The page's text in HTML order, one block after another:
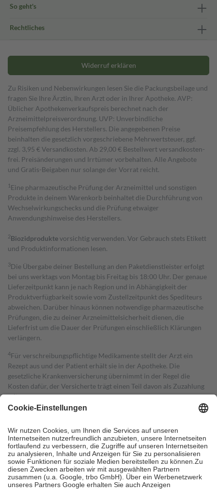
So geht's
Rechtliches
Widerruf erklären
Zu Risiken und Nebenwirkungen lesen Sie die Packungsbeilage und
fragen Sie Ihre Ärztin, Ihren Arzt oder in Ihrer Apotheke. AVP:
Üblicher Apothekenverkaufspreis berechnet nach der
Arzneimittelpreisverordnung. UVP: Unverbindliche
Preisempfehlung des Herstellers. Die angegebenen Preise
beinhalten die gesetzlich vorgeschriebene Mehrwertsteuer, ggf.
zzgl. 3,95 € Versandkosten. Ab 29,00 € Bestell­wert versand­kosten­
frei. Preisänderungen und Irrtümer vorbehalten. Alle Angebote
und Gratis-Beigaben nur solange der Vorrat reicht.
1 Eine pharmazeutische Prüfung der Arzneimittel und sonstigen
Produkte in deinem Warenkorb beinhaltet die Durchführung von
Wechselwirkungschecks und die Prüfung etwaiger
Anwendungshinweise des Herstellers.
2Biozidproduktevorsichtig verwenden. Vor Gebrauch stets Etikett
und Produktinformationen lesen.
3Die Übergabe deiner Bestellung an den Paketdienstleister erfolgt
bei uns werktags von Montag bis Freitag bis 18:00 Uhr. Der genaue
Lieferzeitpunkt kann je nach Region und in Abhängigkeit der
Produktverfügbarkeit sowie vom Zustellzeitpunkt des Spediteurs
abweichen. Darüber hinaus können notwendige pharmazeutische
Prüfungen, die zu deiner Arzneimittelsicherheit dienen, die
Lieferfrist um die Dauer der Prüfungen einschließlich Klärungen
verlängern.
4Für verschreibungspflichtige Medikamente stellt der Arzt ein
Rezept aus und der Patient erhält sie in der Apotheke. Die
gesetzliche Krankenversicherung übernimmt in der Regel die
Kosten dafür, der Versicherte trägt einen Teil davon als Zuzahlung
mit.
Grundsätzlich leisten Mitglieder Zuzahlungen in Höhe von zehn
höchstens zehn Euro.
Es sind jedoch nie mehr als die tatsächlichen
Kosten der Leistung zu entrichten.
Diese Regeln gelten grundsätzlich auch für Online-Apotheken.
Bei Heilmitteln und häuslicher Krankenpflege beträgt die
Zuzahlung zehn Prozent der Kosten sowie zehn Euro je
Verordnung.
Um das Engagement der Versicherten für ihre eigene Gesundheit zu